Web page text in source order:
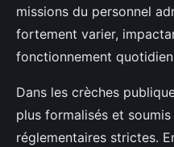
missions du personnel
fortement varier,
fonctionnement
Dans les crèches
plus formalisés et
réglementaires strictes.